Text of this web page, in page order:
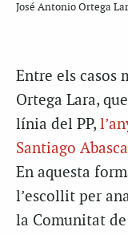
José Antonio Ortega
Entre els casos
Ortega Lara,
línia del PP,
Santiago
En aquesta
l’escollit per
la Comunitat